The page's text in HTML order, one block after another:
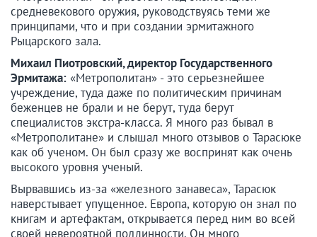
средневекового оружия, руководствуясь теми же
принципами, что и при создании эрмитажного
Рыцарского зала.
Михаил Пиотровский, директор Государственного
Эрмитажа: «Метрополитан» - это серьезнейшее
учреждение, туда даже по политическим причинам
беженцев не брали и не берут, туда берут
специалистов экстра-класса. Я много раз бывал в
«Метрополитане» и слышал много отзывов о Тарасюке
как об ученом. Он был сразу же воспринят как очень
высокого уровня ученый.
Вырвавшись из-за «железного занавеса», Тарасюк
наверстывает упущенное. Европа, которую он знал по
книгам и артефактам, открывается перед ним во всей
своей невероятной подлинности. Он много